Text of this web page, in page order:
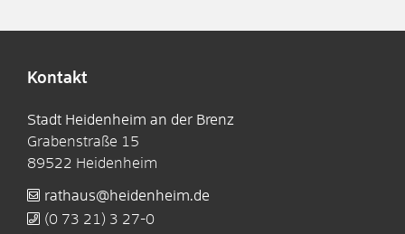
Kontakt
Stadt Heidenheim an der Brenz
Grabenstraße 15
89522 Heidenheim
rathaus@heidenheim.de
(0 73 21) 3 27-0